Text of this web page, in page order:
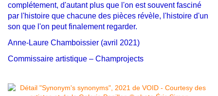
complétement, d'autant plus que l'on est souvent fasciné
par l'histoire que chacune des pièces révèle, l'histoire d'un
son que l'on peut finalement regarder.
Anne-Laure Chamboissier (avril 2021)
Commissaire artistique – Champrojects